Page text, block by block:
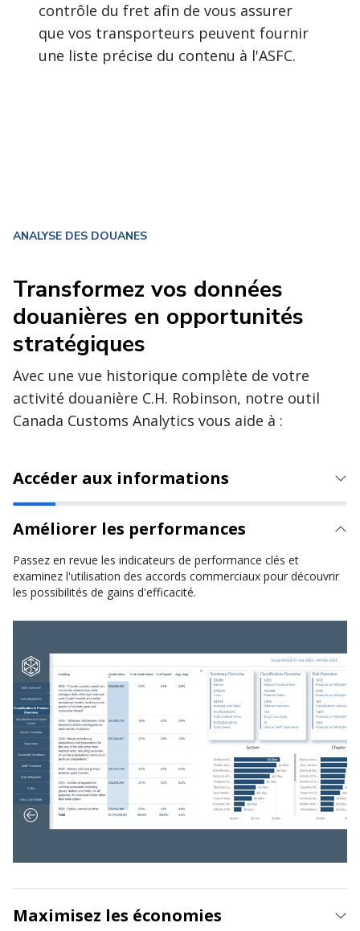
contrôle du fret afin de vous assurer
que vos transporteurs peuvent fournir
une liste précise du contenu à l'ASFC.
ANALYSE DES DOUANES
Transformez vos données
douanières en opportunités
stratégiques
Avec une vue historique complète de votre
activité douanière C.H. Robinson, notre outil
Canada Customs Analytics vous aide à :
Accéder aux informations
Améliorer les performances
Passez en revue les indicateurs de performance clés et
examinez l'utilisation des accords commerciaux pour découvrir
les possibilités de gains d'efficacité.
Maximisez les économies